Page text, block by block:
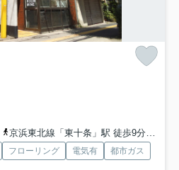
京浜東北線「東十条」駅 徒歩9分
フローリング 電気有
都市ガス